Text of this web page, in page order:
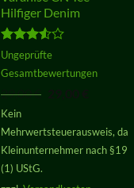
Hilfiger Denim
Bewertet
von 5
Ungeprüfte
Gesamtbewertungen
29,00€
war:
29,00 €
29,00 €.
Kein
Mehrwertsteuerausweis, da
Kleinunternehmer nach §19
(1) UStG.